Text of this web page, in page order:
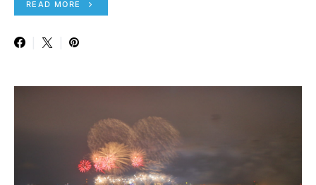
READ MORE